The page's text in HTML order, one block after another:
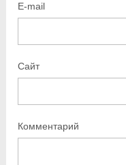
E-mail
Сайт
Комментарий